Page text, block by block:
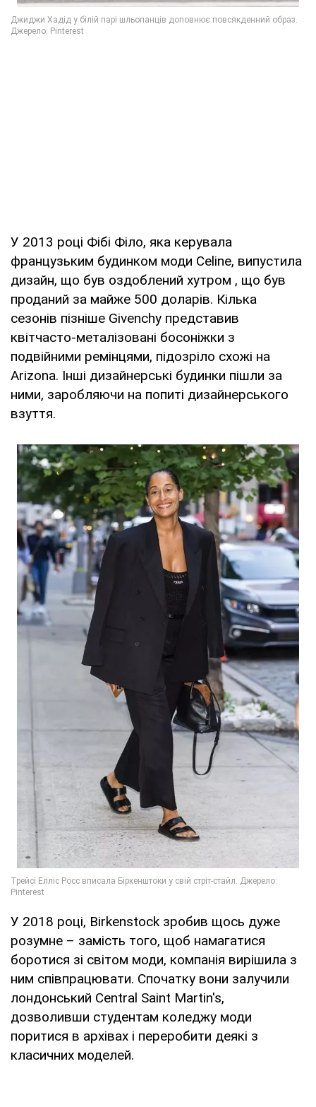
У 2013 році Фібі Філо, яка керувала
французьким будинком моди Celine, випустила
дизайн, що був оздоблений хутром , що був
проданий за майже 500 доларів. Кілька
сезонів пізніше Givenchy представив
квітчасто-металізовані босоніжки з
подвійними ремінцями, підозріло схожі на
Arizona. Інші дизайнерські будинки пішли за
ними, заробляючи на попиті дизайнерського
взуття.
У 2018 році, Birkenstock зробив щось дуже
розумне – замість того, щоб намагатися
боротися зі світом моди, компанія вирішила з
ним співпрацювати. Спочатку вони залучили
лондонський Central Saint Martin's,
дозволивши студентам коледжу моди
поритися в архівах і переробити деякі з
класичних моделей.